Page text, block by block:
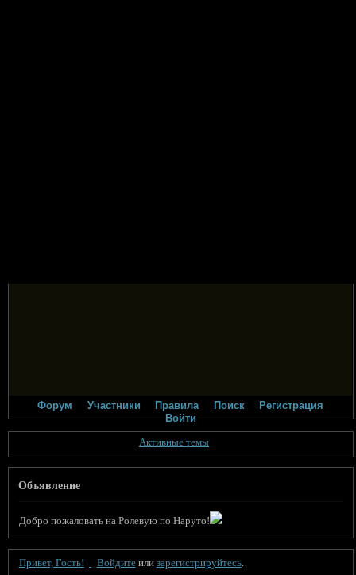
Форум Участники Правила Поиск
Регистрация
Войти
Активные темы
Объявление
Добро пожаловать на Ролевую по Наруто!
Привет, Гость! Войдитеили зарегистрируйтесь.